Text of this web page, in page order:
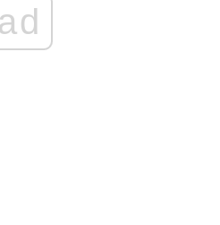
ad